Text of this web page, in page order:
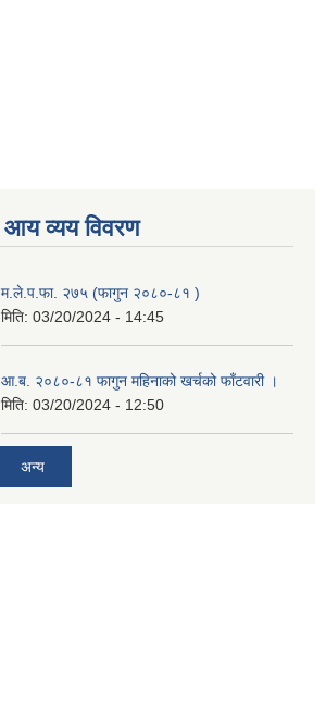
आय व्यय विवरण
म.ले.प.फा. २७५ (फागुन २०८०-८१ )
मिति: 03/20/2024 - 14:45
आ.ब. २०८०-८१ फागुन महिनाको खर्चको फाँटवारी ।
मिति: 03/20/2024 - 12:50
अन्य